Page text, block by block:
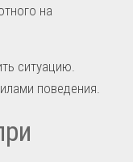
на
ситуацию.
поведения.